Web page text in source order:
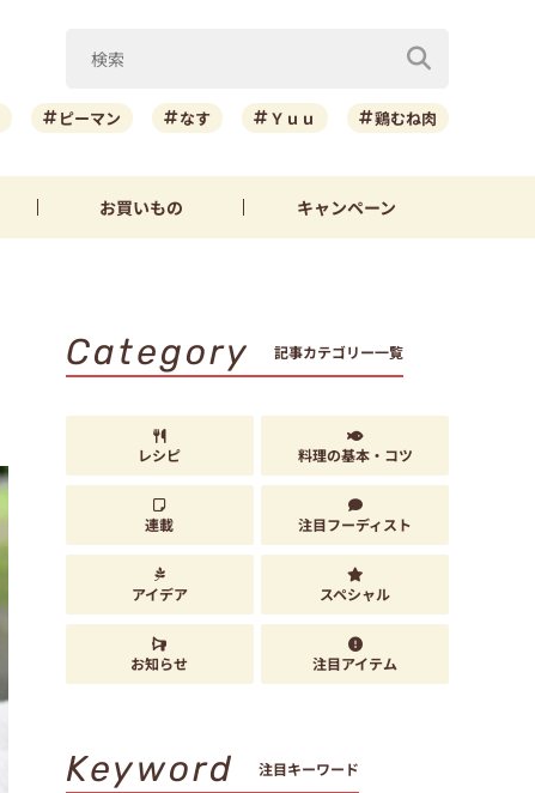
ピーマン なす Ｙｕｕ 鶏むね肉
お買いもの キャンペーン
Category 記事カテゴリー一覧
レシピ 料理の基本・コツ
連載 注目フーディスト
アイデア スペシャル
お知らせ 注目アイテム
Keyword 注目キーワード